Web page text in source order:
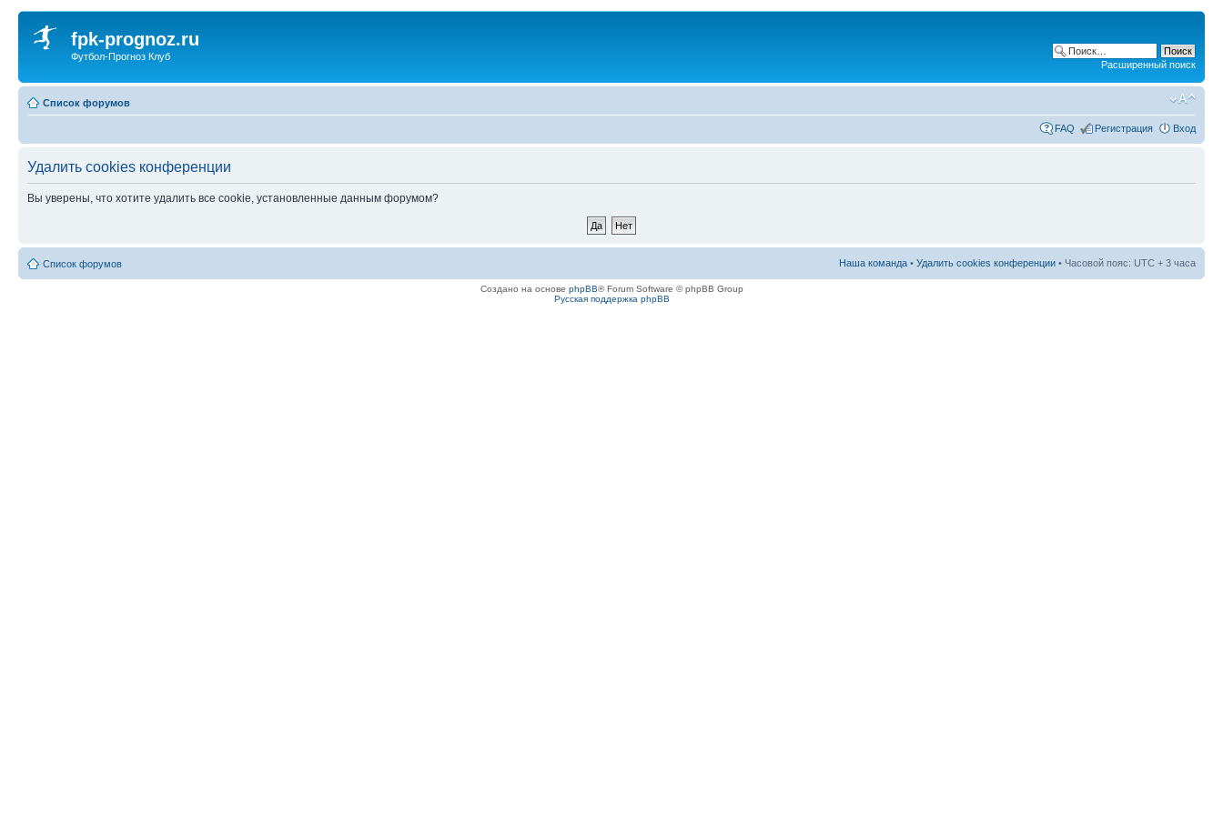
fpk-prognoz.ru
Футбол-Прогноз Клуб
Расширенный поиск
Список форумов
FAQ Регистрация Вход
Удалить cookies конференции
Вы уверены, что хотите удалить все cookie, установленные данным форумом?
Список форумов Наша команда • Удалить cookies конференции • Часовой пояс: UTC + 3 часа
Создано на основе phpBB® Forum Software © phpBB Group
Русская поддержка phpBB